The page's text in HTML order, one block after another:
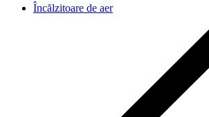
Încălzitoare de aer